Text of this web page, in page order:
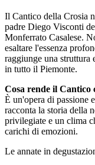
Il Cantico della Crosia
padre Diego Visconti
Monferrato Casalese.
esaltare l'essenza
raggiunge una struttura
in tutto il Piemonte.
Cosa rende il Cantico
È un'opera di passione
racconta la storia della
privilegiate e un clima
carichi di emozioni.
Le annate in